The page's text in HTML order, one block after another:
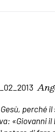
perché
«Giovanni